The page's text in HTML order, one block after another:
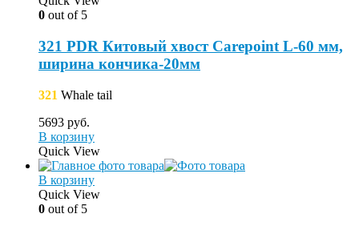
0 out of 5
321 PDR Китовый хвост Carepoint L-60 мм,
ширина кончика-20мм
321 Whale tail
5693 руб.
В корзину
Quick View
В корзину
Quick View
0 out of 5